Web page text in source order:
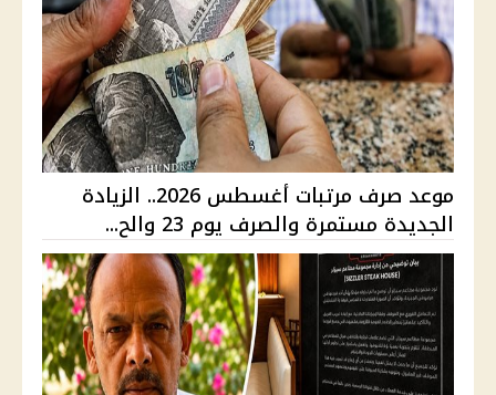
موعد صرف مرتبات أغسطس 2026.. الزيادة
الجديدة مستمرة والصرف يوم 23 والح...